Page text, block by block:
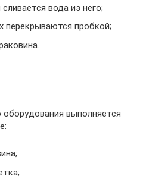
вода из него;
перекрываются пробкой;
выполняется